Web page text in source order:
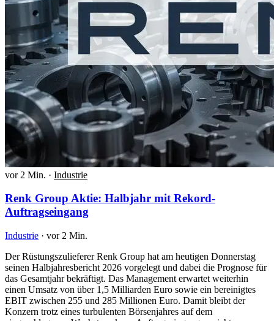
vor 2 Min. · Industrie
Renk Group Aktie: Halbjahr mit Rekord-
Auftragseingang
Industrie · vor 2 Min.
Der Rüstungszulieferer Renk Group hat am heutigen Donnerstag
seinen Halbjahresbericht 2026 vorgelegt und dabei die Prognose für
das Gesamtjahr bekräftigt. Das Management erwartet weiterhin
einen Umsatz von über 1,5 Milliarden Euro sowie ein bereinigtes
EBIT zwischen 255 und 285 Millionen Euro. Damit bleibt der
Konzern trotz eines turbulenten Börsenjahres auf dem